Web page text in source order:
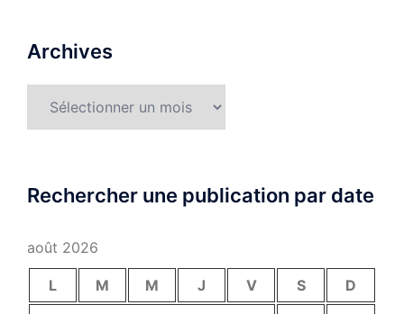
Archives
Rechercher une publication par date
août 2026
L M M J V S
D